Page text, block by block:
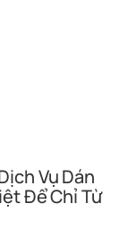
Vụ Dán
Để Chỉ Từ